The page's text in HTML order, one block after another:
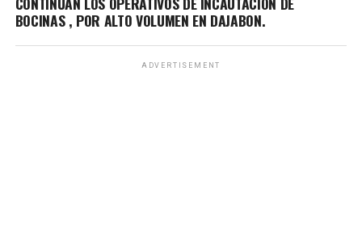
BOCINAS , POR ALTO VOLUMEN EN DAJABON.
ADVERTISEMENT